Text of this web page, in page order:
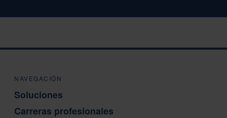
NAVEGACIÓN
Soluciones
Carreras profesionales